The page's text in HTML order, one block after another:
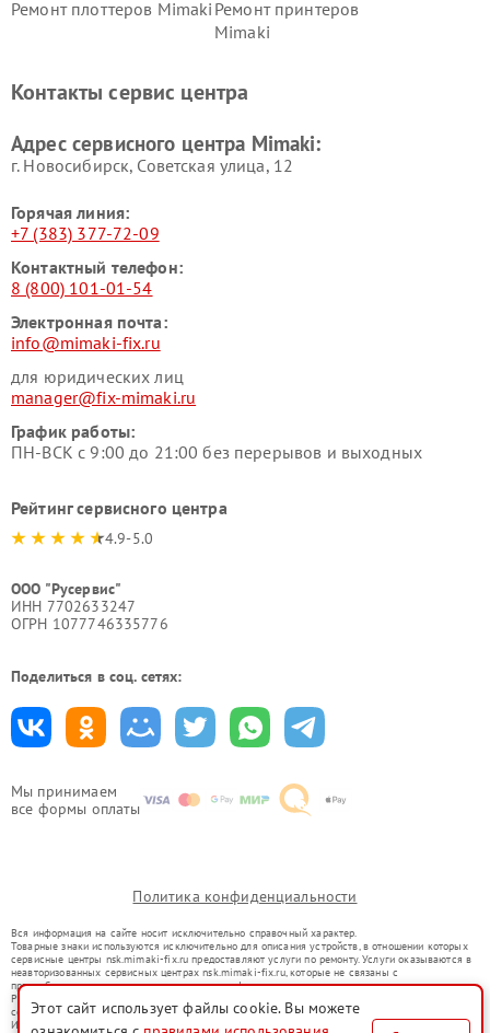
Мы принимаем
все формы оплаты
Ремонт плоттеров Mimaki Ремонт принтеров
Mimaki
Контакты сервис центра
Адрес сервисного центра Mimaki:
г. Новосибирск, Советская улица, 12
Горячая линия:
+7 (383) 377-72-09
Контактный телефон:
8 (800) 101-01-54
Электронная почта:
info@mimaki-fix.ru
для юридических лиц
manager@fix-mimaki.ru
График работы:
ПН-ВСК с 9:00 до 21:00 без перерывов и выходных
Рейтинг сервисного центра
4.9-5.0
ООО "Русервис"
ИНН 7702633247
ОГРН 1077746335776
Поделиться в соц. сетях:
Политика конфиденциальности
Вся информация на сайте носит исключительно справочный характер.
Товарные знаки используются исключительно для описания устройств, в отношении которых
сервисные центры nsk.mimaki-fix.ru предоставляют услуги по ремонту. Услуги оказываются в
неавторизованных сервисных центрах nsk.mimaki-fix.ru, которые не связаны с
правообладателями товарных знаков или их официальными представителями.
Ремонт осуществляется для устройств, уже введенных в гражданский оборот в соответствии
со статьей 1487 ГК РФ.
Использование товарных знаков не преследует цели индивидуализации услуг или введения
Этот сайт использует файлы cookie. Вы можете